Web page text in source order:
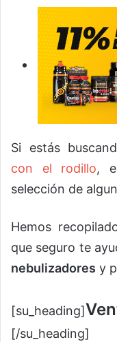
Si estás
con el rodillo,
selección de
Hemos
que seguro te
nebulizadores y
[su_heading]
[/su_heading]